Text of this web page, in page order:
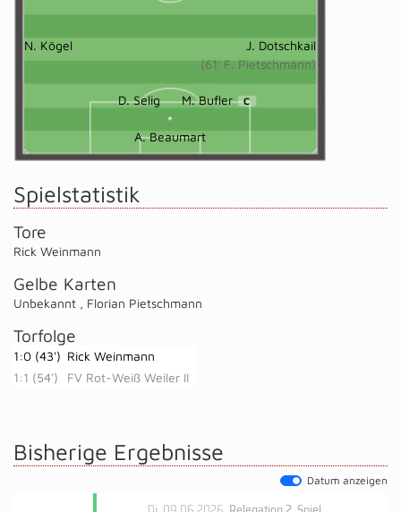
N. Kögel
J. Dotschkail
(61' F. Pietschmann)
D. Selig M. Bufler C
A. Beaumart
Spielstatistik
Tore
Rick Weinmann
Gelbe Karten
Unbekannt , Florian Pietschmann
Torfolge
1:0 (43') Rick Weinmann
1:1 (54')
FV Rot-Weiß Weiler II
Bisherige Ergebnisse
Datum anzeigen